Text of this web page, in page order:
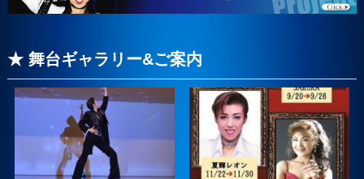
★ 舞台ギャラリー&ご案内